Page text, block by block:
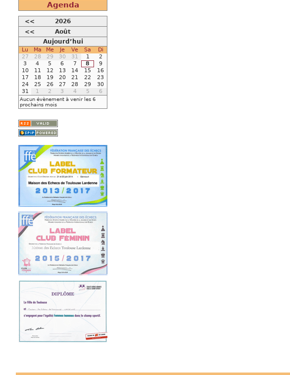
Agenda
<<
2026
<<
Août
Aujourd’hui
Lu Ma Me Je Ve Sa
Di
27
28 29 30 31 1
2
3
4 5 6 7 8
9
10
11 12 13 14 15
16
17
18 19 20 21 22
23
24
25 26 27 28 29
30
31
1 2 3 4 5 6
Aucun évènement à venir les 6
prochains mois